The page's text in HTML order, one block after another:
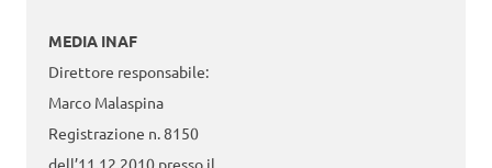
MEDIA INAF
Direttore responsabile:
Marco Malaspina
Registrazione n. 8150
dell’11.12.2010 presso il